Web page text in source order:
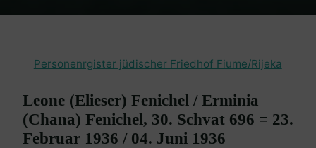
Personenrgister jüdischer Friedhof Fiume/Rijeka
Leone (Elieser) Fenichel / Erminia
(Chana) Fenichel, 30. Schvat 696 = 23.
Februar 1936 / 04. Juni 1936